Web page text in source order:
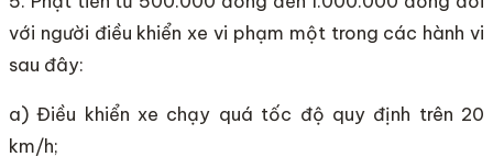
với người điều khiển xe vi phạm một trong các hành vi
sau đây:
a) Điều khiển xe chạy quá tốc độ quy định trên 20
km/h;